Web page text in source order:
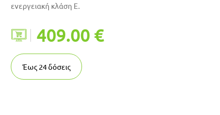
ενεργειακή κλάση E.
409.00 €
Έως 24δόσεις